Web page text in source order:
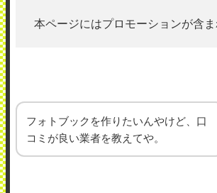
本ページにはプロモーションが含ま
フォトブックを作りたいんやけど、口
コミが良い業者を教えてや。